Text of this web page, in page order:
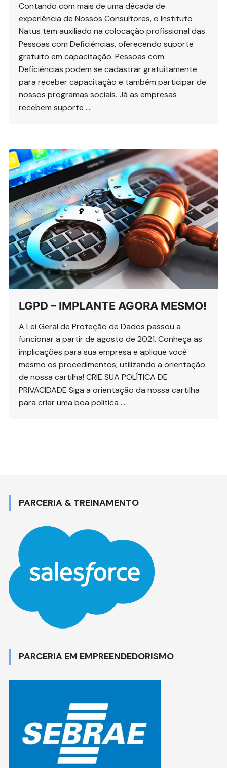
Contando com mais de uma década de
experiência de Nossos Consultores, o Instituto
Natus tem auxiliado na colocação profissional das
Pessoas com Deficiências, oferecendo suporte
gratuito em capacitação. Pessoas com
Deficiências podem se cadastrar gratuitamente
para receber capacitação e também participar de
nossos programas sociais. Já as empresas
recebem suporte ….
LGPD – IMPLANTE AGORA MESMO!
A Lei Geral de Proteção de Dados passou a
funcionar a partir de agosto de 2021. Conheça as
implicações para sua empresa e aplique você
mesmo os procedimentos, utilizando a orientação
de nossa cartilha! CRIE SUA POLÍTICA DE
PRIVACIDADE Siga a orientação da nossa cartilha
para criar uma boa política ….
PARCERIA & TREINAMENTO
PARCERIA EM EMPREENDEDORISMO